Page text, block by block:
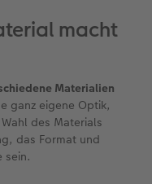
macht
Materialien
ganz eigene Optik,
des Materials
das Format und
sein.